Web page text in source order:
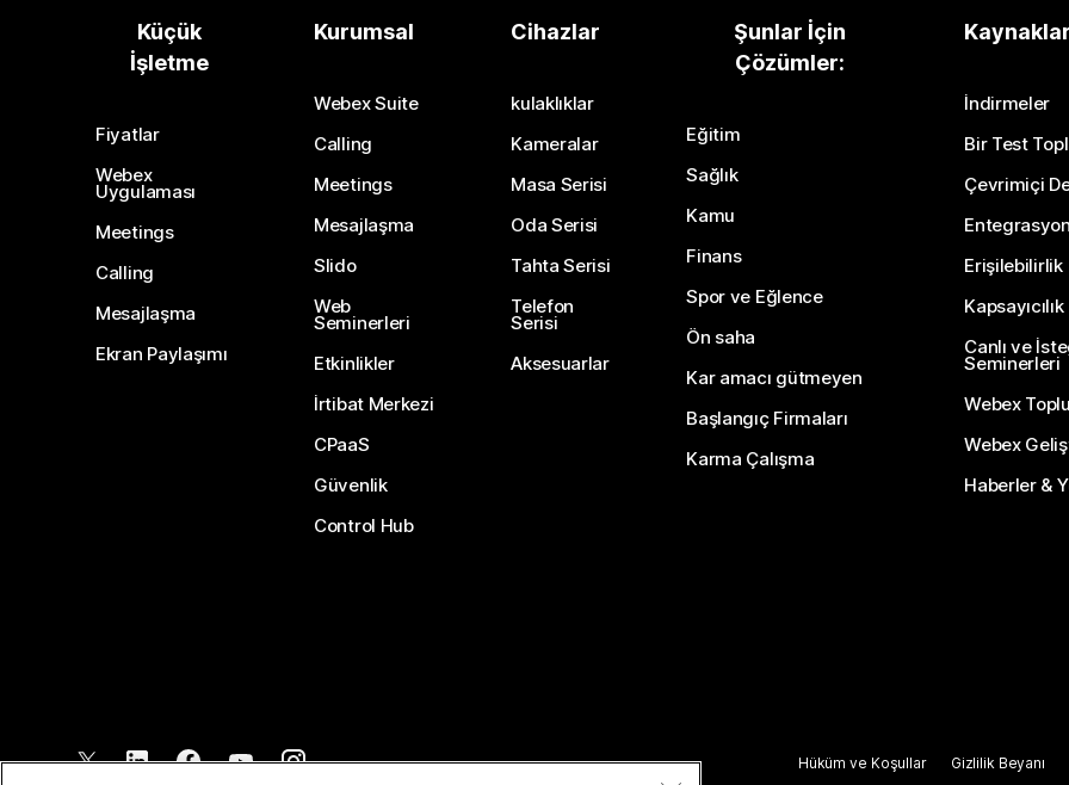
Küçük
İşletme
Fiyatlar
Webex
Uygulaması
Meetings
Calling
Mesajlaşma
Ekran Paylaşımı
Kurumsal
Webex Suite
Calling
Meetings
Mesajlaşma
Slido
Web
Seminerleri
Etkinlikler
İrtibat Merkezi
CPaaS
Güvenlik
Control Hub
Cihazlar
kulaklıklar
Kameralar
Masa Serisi
Oda Serisi
Tahta Serisi
Telefon
Serisi
Aksesuarlar
Şunlar İçin
Çözümler:
Eğitim
Sağlık
Kamu
Finans
Spor ve Eğlence
Ön saha
Kar amacı gütmeyen
Başlangıç Firmaları
Karma Çalışma
Kaynaklar
İndirmeler
Bir Test
Çevrimiçi
Entegrasyon
Erişilebilirlik
Kapsayıcılık
Canlı ve
Seminerleri
Webex
Webex
Haberler &
Hüküm ve Koşullar Gizlilik Beyanı